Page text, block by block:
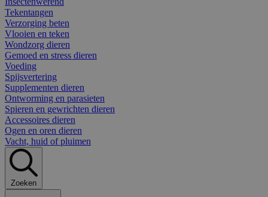
Tekentangen
Verzorging beten
Vlooien en teken
Wondzorg dieren
Gemoed en stress dieren
Voeding
Spijsvertering
Supplementen dieren
Ontworming en parasieten
Spieren en gewrichten dieren
Accessoires dieren
Ogen en oren dieren
Vacht, huid of pluimen
Zoeken